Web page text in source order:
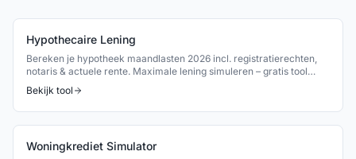
Hypothecaire Lening
Bereken je hypotheek maandlasten 2026 incl. registratierechten,
notaris & actuele rente. Maximale lening simuleren – gratis tool
België.
Bekijk tool
Woningkrediet Simulator